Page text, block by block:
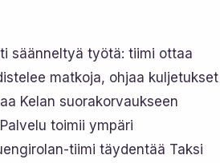
säänneltyä työtä: tiimi ottaa
matkoja, ohjaa kuljetukset
Kelan suorakorvaukseen
toimii ympäri
tiimi täydentää Taksi